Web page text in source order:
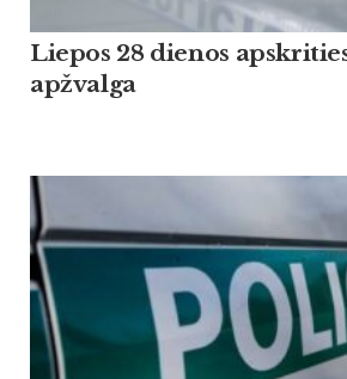
Liepos 28 dienos
apžvalga